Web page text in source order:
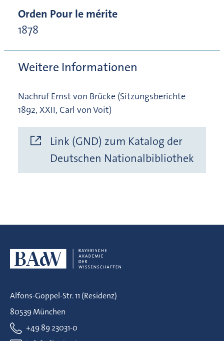
Orden Pour le mérite
1878
Weitere Informationen
Nachruf Ernst von Brücke (Sitzungsberichte
1892, XXII, Carl von Voit)
Link (GND) zum Katalog der
Deutschen Nationalbibliothek
Alfons-Goppel-Str. 11 (Residenz)
80539 München
+49 89 23031-0